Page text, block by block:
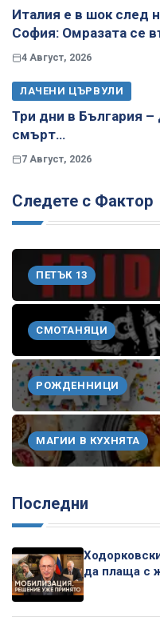
Италия е в шок след
София: Омразата се
4 Август, 2026
ЛАЧЕНИ ЦЪРВУЛИ
Три дни в България
смърт…
7 Август, 2026
Следете с Фактор
ПЕТЪК 13
СМОТАНЯЦИ
РОЖДЕННИЦИ
МАГИИ В КУХНЯТА
Последни
да плаща с